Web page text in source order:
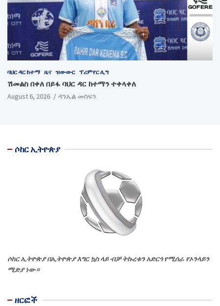
ባህር ዳር ከተማ ዜና ዝውውር ፕሪምየር ሊግ
ሽመልስ በቀለ በይፋ ባህር ዳር ከተማን ተቀላቀለ
August 6, 2026 ዳንኤል መስፍን
ሶከር ኢትዮጵያ
ሶከር ኢትዮጵያ በኢትዮጵያ እግር ኳስ ላይ ብቻ ትኩረቱን አድርጎ የሚሰራ የኦንላይን
ሚድያ ነው።
ዘርፎች